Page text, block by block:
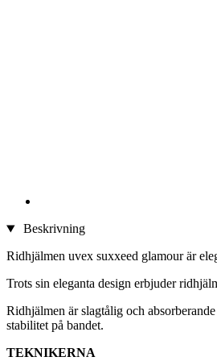
Beskrivning
Ridhjälmen uvex suxxeed glamour är
Trots sin eleganta design erbjuder
Ridhjälmen är slagtålig och
stabilitet på bandet.
TEKNIKERNA